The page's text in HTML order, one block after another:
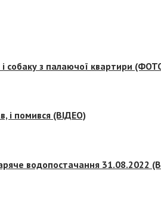
собаку з палаючої квартири
і помився (ВІДЕО)
водопостачання 31.08.2022